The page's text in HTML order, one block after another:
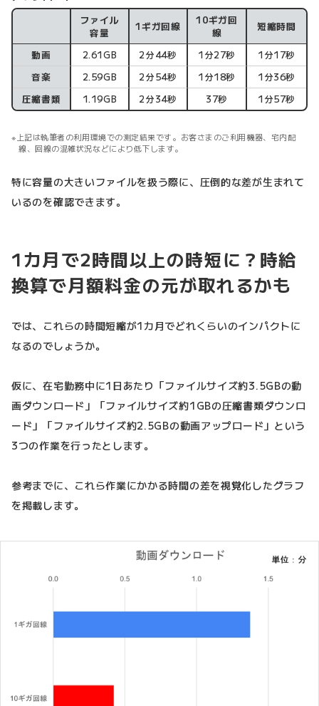
アップロード
ファイル
容量
1ギガ回線
10ギガ回
線
短縮時間
動画 2.61GB 2分44秒 1分27秒
1分17秒
音楽
2.59GB 2分54秒 1分18秒
1分36秒
圧縮書類
1.19GB 2分34秒 37秒 1分57秒
上記は執筆者の利用環境での測定結果です。お客さまのご利用機器、宅内配
線、回線の混雑状況などにより低下します。
特に容量の大きいファイルを扱う際に、圧倒的な差が生まれて
いるのを確認できます。
1カ月で2時間以上の時短に？時給
換算で月額料金の元が取れるかも
では、これらの時間短縮が1カ月でどれくらいのインパクトに
なるのでしょうか。
仮に、在宅勤務中に1日あたり「ファイルサイズ約3.5GBの動
画ダウンロード」「ファイルサイズ約1GBの圧縮書類ダウンロ
ード」「ファイルサイズ約2.5GBの動画アップロード」という
3つの作業を行ったとします。
参考までに、これら作業にかかる時間の差を視覚化したグラフ
を掲載します。